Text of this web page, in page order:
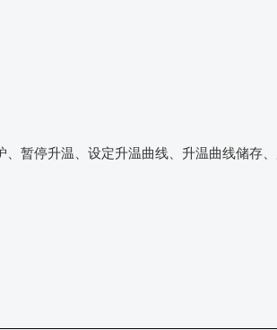
暂停升温、设定升温曲线、升温曲线储存、